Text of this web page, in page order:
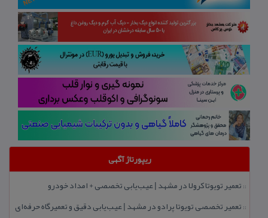
ریپورتاژ آگهی
:: تعمیر تویوتا كرولا در مشهد | عیب‌یابی تخصصی + امداد خودرو
:: تعمیر تخصصی تویوتا پرادو در مشهد | عیب‌یابی دقیق و تعمیرگاه حرفه‌ای